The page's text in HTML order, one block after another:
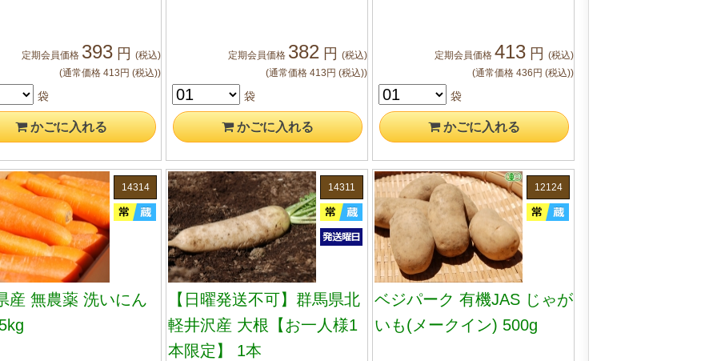
定期会員価格 393 円(税込)
(通常価格413 円(税込))
袋
かごに入れる
定期会員価格 382 円(税込)
(通常価格413 円(税込))
袋
かごに入れる
定期会員価格 413 円(税込)
(通常価格436 円(税込))
袋
かごに入れる
14314
産 無農薬 洗いにん
14311
【日曜発送不可】群馬県北
軽井沢産 大根【お一人様1
本限定】 1本
12124
ベジパーク 有機JAS じゃが
いも(メークイン) 500g